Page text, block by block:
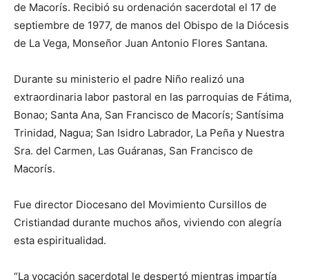
de Macorís. Recibió su ordenación sacerdotal el 17 de
septiembre de 1977, de ma­nos del Obispo de la Diócesis
de La Vega, Monseñor Juan Antonio Flores Santana.
Durante su ministerio el padre Niño realizó una
extraordinaria labor pastoral en las parroquias de Fátima,
Bonao; Santa Ana, San Francisco de Macorís; Santísima
Trinidad, Nagua; San Isidro La­brador, La Peña y Nuestra
Sra. del Carmen, Las Guáranas, San Fran­cisco de
Macorís.
Fue director Dio­cesano del Movimiento Cursillos de
Cristian­dad durante muchos años, viviendo con alegría
esta espiritualidad.
“La vocación sacerdotal le despertó mientras impartía